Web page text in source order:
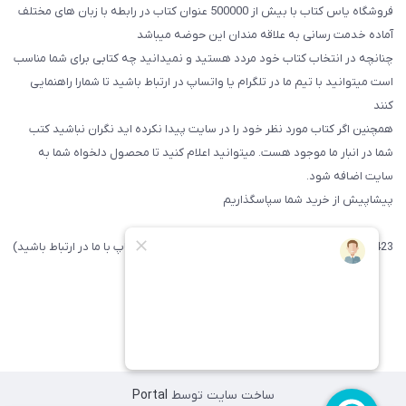
فروشگاه یاس کتاب با بیش از 500000 عنوان کتاب در رابطه با زبان های مختلف
آماده خدمت رسانی به علاقه مندان این حوضه میباشد
چنانچه در انتخاب کتاب خود مردد هستید و نمیدانید چه کتابی برای شما مناسب
است میتوانید با تیم ما در تلگرام یا واتساپ در ارتباط باشید تا شما‌را راهنمایی
کنند
همچنین اگر کتاب مورد نظر خود را در سایت پیدا نکرده اید نگران نباشید کتب
شما در انبار ما موجود هست. میتوانید اعلام کنید تا محصول دلخواه شما به
سایت اضافه شود.
پیشاپیش از خرید شما سپاسگذاریم
09371742423 (لطفا فقط پیامک داده و یا از طریق واتساپ با ما در ارتباط باشید)
ساخت سایت توسط Portal